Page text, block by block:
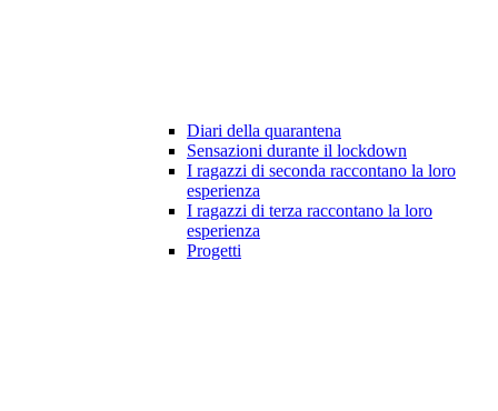
Diari della quarantena
Sensazioni durante il lockdown
I ragazzi di seconda raccontano la loro
esperienza
I ragazzi di terza raccontano la loro
esperienza
Progetti